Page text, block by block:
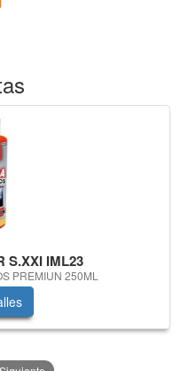
S.XXI IML23
PREMIUN 250ML